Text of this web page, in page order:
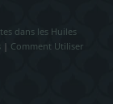
dans les Huiles
| Comment Utiliser